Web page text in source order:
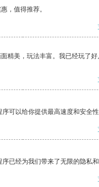
，值得推荐。
精美，玩法丰富。我已经玩了
可以给你提供最高速度和安全性
已经为我们带来了无限的隐私和